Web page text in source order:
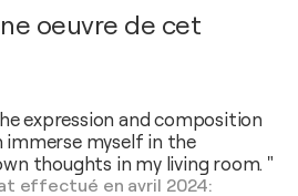
oeuvre de cet
expression and composition
immerse myself in the
thoughts in my living room. "
effectué en avril 2024: